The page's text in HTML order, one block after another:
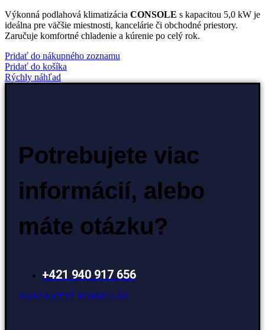
Výkonná podlahová klimatizácia CONSOLE s kapacitou 5,0 kW je
ideálna pre väčšie miestnosti, kancelárie či obchodné priestory.
Zaručuje komfortné chladenie a kúrenie po celý rok.
Pridať do nákupného zoznamu
Pridať do košíka
Rýchly náhľad
Potrebujete viac
informácií, alebo
máte otázku?
+421 940 917 656
KONTAKTNÝ FORMULÁR